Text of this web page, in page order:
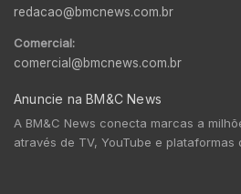
redacao@bmcnews.com.br
Comercial:
comercial@bmcnews.com.br
Anuncie na BM&C News
A BM&C News conecta marcas a
através de TV, YouTube e plataformas